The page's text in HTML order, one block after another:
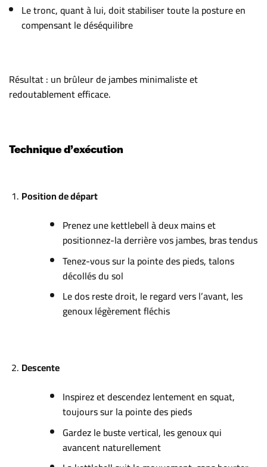
Le tronc, quant à lui, doit stabiliser toute la posture en
compensant le déséquilibre
Résultat : un brûleur de jambes minimaliste et
redoutablement efficace.
Technique d’exécution
Position de départ
Prenez une kettlebell à deux mains et
positionnez-la derrière vos jambes, bras tendus
Tenez-vous sur la pointe des pieds, talons
décollés du sol
Le dos reste droit, le regard vers l’avant, les
genoux légèrement fléchis
Descente
Inspirez et descendez lentement en squat,
toujours sur la pointe des pieds
Gardez le buste vertical, les genoux qui
avancent naturellement